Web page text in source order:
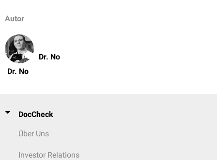
Autor
Dr. No
Dr. No
DocCheck
Über Uns
Investor Relations